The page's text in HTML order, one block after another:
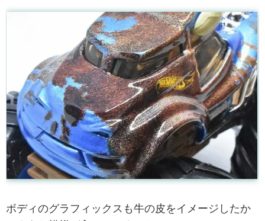
ボディのグラフィックスも牛の皮をイメージしたか